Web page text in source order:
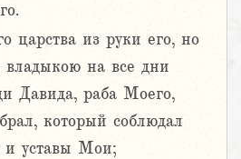
царства из руки его, но
владыкою на все дни
Давида, раба Моего,
который соблюдал
и уставы Мои;